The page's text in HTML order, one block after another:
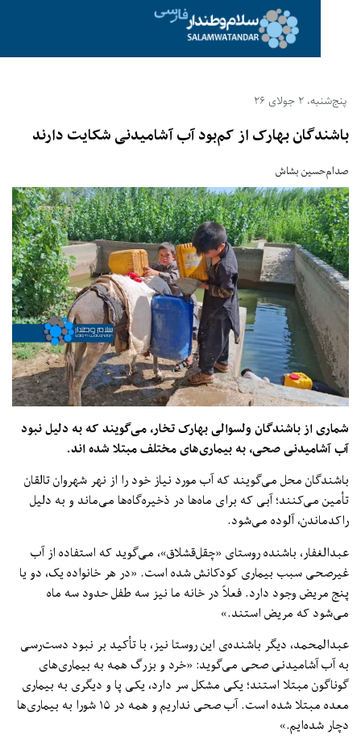
2 جولای 26
بهارک از کم‌بود آب آشامیدنی شکایت دارند
بشاش
از باشندگان ولسوالی بهارک تخار، می‌گویند که به دلیل نبود
آشامیدنی صحی، به بیماری‌های مختلف مبتلا شده ‌اند.
محل می‌گویند که آب مورد نیاز خود را از نهر شهروان تالقان
می‌کنند؛ آبی که برای ماه‌ها در ذخیره‌گاه‌ها می‌ماند و به دلیل
آلوده می‌شود.
باشنده روستای «چقل‌قشلاق»، می‌گوید که استفاده از آب
سبب بیماری کودکانش شده است. «در هر خانواده یک، دو یا
مریض وجود دارد. فعلاً در خانه ما نیز سه طفل حدود سه ماه
که مریض استند.»
عبدالمحمد، دیگر باشنده‎‌ی این روستا نیز، با تأکید بر نبود دست‌رسی
آب آشامیدنی صحی می‌گوید: «خرد و بزرگ همه به بیماری‌های
مبتلا استند؛ یکی مشکل سر دارد، یکی پا و دیگری به بیماری
معده مبتلا شده است. آب صحی نداریم و همه در ۱۵ شورا به بیماری‌ها
شده‌ایم.»